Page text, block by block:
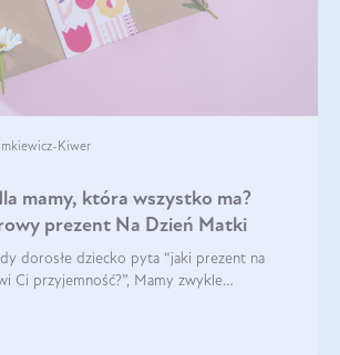
Kiwer
mamy, która wszystko ma?
prezent Na Dzień Matki
dorosłe dziecko pyta “jaki prezent na
Ci przyjemność?”, Mamy zwykle